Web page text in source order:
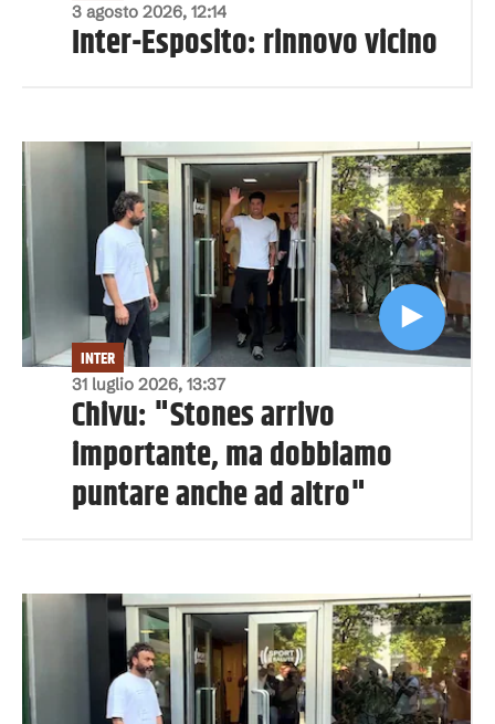
3 agosto 2026, 12:14
Inter-Esposito: rinnovo vicino
31 luglio 2026, 13:37
INTER
Chivu: "Stones arrivo
importante, ma dobbiamo
puntare anche ad altro"